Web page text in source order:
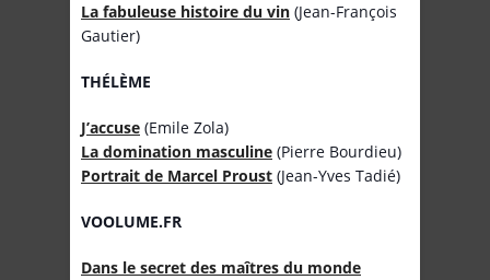
La fabuleuse histoire du vin (Jean-François
Gautier)
THÉLÈME
J’accuse (Emile Zola)
La domination masculine (Pierre Bourdieu)
Portrait de Marcel Proust (Jean-Yves Tadié)
VOOLUME.FR
Dans le secret des maîtres du monde